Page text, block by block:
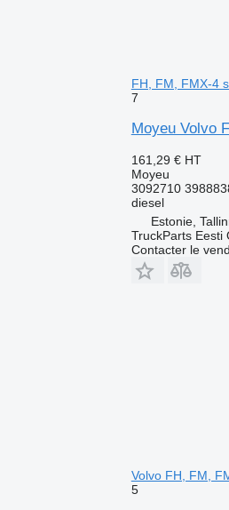
FH, FM, FMX-4
7
Moyeu Volvo
161,29 € HT
Moyeu
3092710
diesel
Estonie,
TruckParts Eesti
Contacter le
Volvo FH, FM,
5